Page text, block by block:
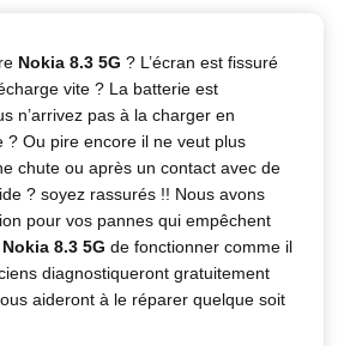
Nokia 8.3 5G ? L’écran est fissuré
vite ? La batterie est
n’arrivez pas à la charger en
? Ou pire encore il ne veut plus
chute ou après un contact avec de
? soyez rassurés !! Nous avons
pour vos pannes qui empêchent
Nokia 8.3 5G de fonctionner comme il
diagnostiqueront gratuitement
aideront à le réparer quelque soit